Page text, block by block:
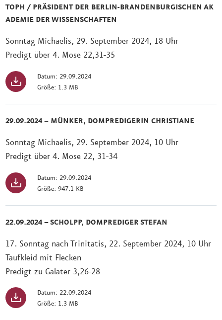
TOPH / PRÄSIDENT DER BERLIN-BRANDENBURGISCHEN AK
ADEMIE DER WISSENSCHAFTEN
Sonntag Michaelis, 29. September 2024, 18 Uhr
Predigt über 4. Mose 22,31-35
Datum: 29.09.2024
Größe: 1.3 MB
29.09.2024 – MÜNKER, DOMPREDIGERIN CHRISTIANE
Sonntag Michaelis, 29. September 2024, 10 Uhr
Predigt über 4. Mose 22, 31-34
Datum: 29.09.2024
Größe: 947.1 KB
22.09.2024 – SCHOLPP, DOMPREDIGER STEFAN
17. Sonntag nach Trinitatis, 22. September 2024, 10 Uhr
Taufkleid mit Flecken
Predigt zu Galater 3,26-28
Datum: 22.09.2024
Größe: 1.3 MB